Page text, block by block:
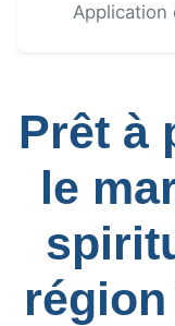
Application
Prêt à
le